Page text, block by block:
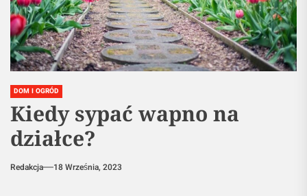
DOM I OGRÓD
Kiedy sypać wapno na
działce?
Redakcja 18 Września, 2023